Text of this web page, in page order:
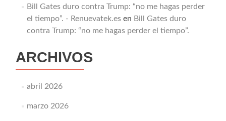
Bill Gates duro contra Trump: “no me hagas perder
el tiempo”. - Renuevatek.esen Bill Gates duro
contra Trump: “no me hagas perder el tiempo”.
ARCHIVOS
abril 2026
marzo 2026